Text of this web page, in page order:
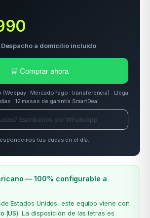
Despacho a domicilio incluido
🛒 Comprar ahora
· MercadoPago · transferencia) · Llega
· 12 meses de garantía SmartDeal
Escríbenos por WhatsApp
tus dudas en el día.
— 100% configurable a
Estados Unidos, este equipo viene con
(US). La disposición de las letras es